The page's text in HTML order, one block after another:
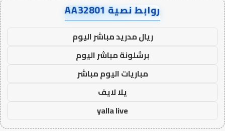
روابط نصية AA32801
ريال مدريد مباشر اليوم
برشلونة مباشر اليوم
مباريات اليوم مباشر
يلا لايف
yalla live